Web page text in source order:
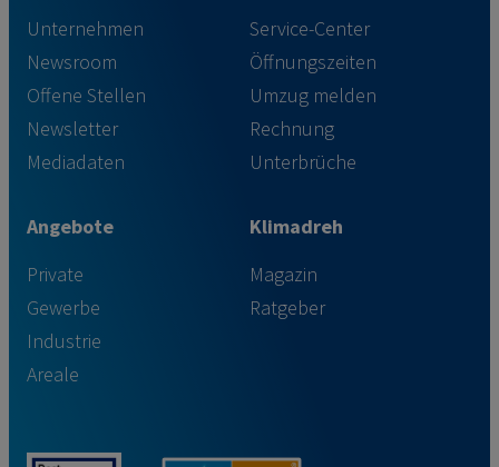
Unternehmen
Newsroom
Offene Stellen
Newsletter
Mediadaten
Service-Center
Öffnungszeiten
Umzug melden
Rechnung
Unterbrüche
Angebote
Private
Gewerbe
Industrie
Areale
Klimadreh
Magazin
Ratgeber